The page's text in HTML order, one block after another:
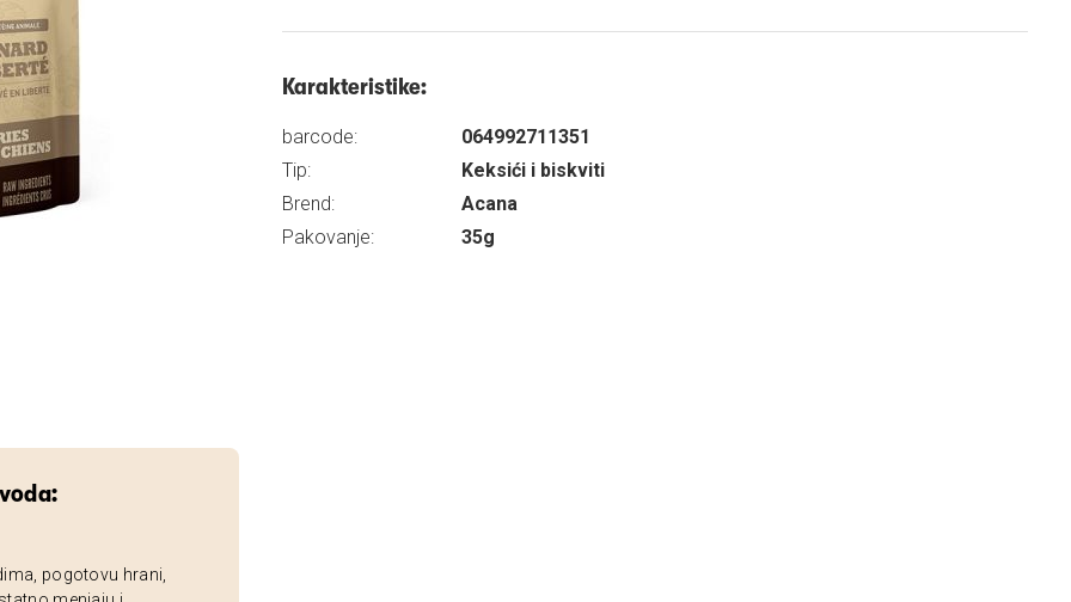
pogotovu hrani,
Karakteristike:
barcode:
064992711351
Tip:
Keksići i biskviti
Brend:
Acana
Pakovanje:
35g